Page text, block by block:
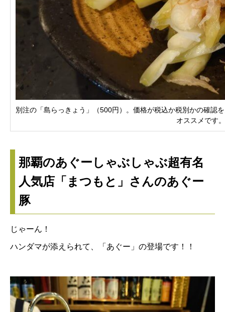
別注の「島らっきょう」（500円）。価格が税込か税別かの確認
オススメです
那覇のあぐーしゃぶしゃぶ超有名
人気店「まつもと」さんのあぐー
豚
じゃーん！
ハンダマが添えられて、「あぐー」の登場です！！